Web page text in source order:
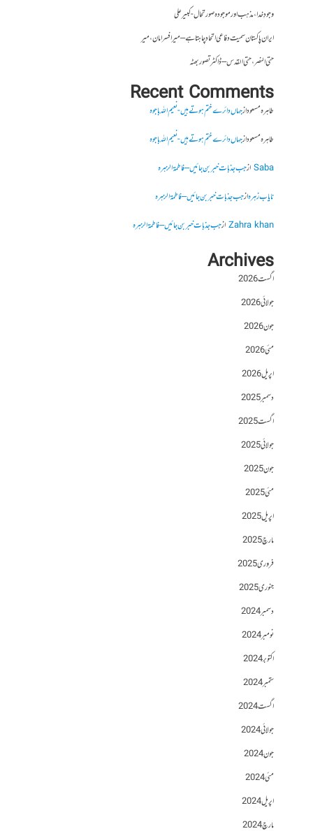
وجودِ خدا، مذہب اور موجودہ صورتحال- کبیر علی
ایران پاکستان سمیت دفاعی اتحاد چاہتا ہے – میر افسر امان،میر
حتی النصر ، حتی القدس – ڈاکٹر تصور بھٹہ
Recent Comments
طاہرہ مسعودازجہاں دائرے ختم ہوتے ہیں- نعیم اللہ باجوہ
طاہرہ مسعودازجہاں دائرے ختم ہوتے ہیں- نعیم اللہ باجوہ
Sabaازجب جذبات خبر بن جائیں – فاطمۃالزہرہ
نایاب زہرہازجب جذبات خبر بن جائیں – فاطمۃالزہرہ
Zahra khanازجب جذبات خبر بن جائیں – فاطمۃالزہرہ
Archives
اگست 2026
جولائی 2026
جون 2026
مئی 2026
اپریل 2026
دسمبر 2025
اگست 2025
جولائی 2025
جون 2025
مئی 2025
اپریل 2025
مارچ 2025
فروری 2025
جنوری 2025
دسمبر 2024
نومبر 2024
اکتوبر 2024
ستمبر 2024
اگست 2024
جولائی 2024
جون 2024
مئی 2024
اپریل 2024
مارچ 2024